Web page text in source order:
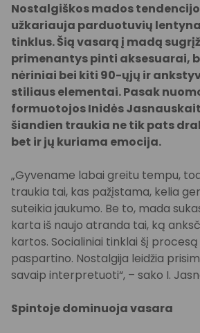
Nostalgiškos mados
užkariauja parduotuvių
tinklus. Šią vasarą į madą
primenantys pinti aksesuarai,
nėriniai bei kiti 90-ųjų ir
stiliaus elementai. Pasak
formuotojos Inidės
šiandien traukia ne tik pats
bet ir jų kuriama emocija.
„Gyvename labai greitu tempu,
traukia tai, kas pažįstama, kelia
suteikia jaukumo. Be to, mada
karta iš naujo atranda tai, ką
kartos. Socialiniai tinklai šį
paspartino. Nostalgija leidžia
savaip interpretuoti“, – sako I.
Spintoje dominuoja vasara